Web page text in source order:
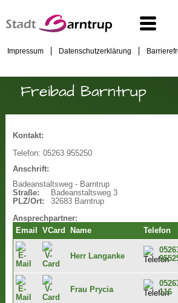
Impressum Datenschutzerklärung
Freibad Barntrup
Kontakt:
Telefon: 05263 955250
Anschrift:
Badeanstaltsweg - Barntrup
Straße:
Badeanstaltsweg 3
PLZ/Ort:
32683 Barntrup
Ansprechpartner:
Email
VCard Name Telefon
Herr Langanke
Frau Prycia
116